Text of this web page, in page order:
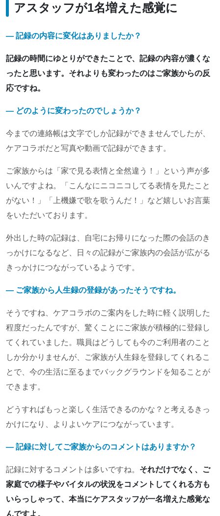
アスタッフが1名増えた感覚に
― 記録の内容に変化はありましたか？
記録の時間にゆとりができたことで、記録の内容が濃くな
ったと思います。それよりも変わったのはご家族からの反
応ですね。
― どのように変わったのでしょうか？
今までの連絡帳は文字でしか記録ができませんでしたが、
ケアコラボだと写真や動画で記録ができます。
ご家族からは「家で見る表情と全然違う！」という声が多
いんですよね。「こんなにニコニコしてる表情を見たこと
がない！」「上機嫌で歌を歌うんだ！」など嬉しいお言葉
をいただいております。
外出した時の記録は、自宅にお帰りになった際の会話のき
っかけになるなど、日々の記録がご家族内の会話が広がる
きっかけにつながっているようです。
― ご家族から人生録の登録があったそうですね。
そうですね、ケアコラボのご案内をした時に軽く説明した
程度だったんですが、驚くことにご家族が積極的に登録し
てくれていました。職員はどうしても今のご利用者のこと
しか分かりませんが、ご家族が人生録を登録してくれるこ
とで、今の生活に至るまでバックグラウンドを知ることが
できます。
どうすればもっと楽しく生活できるのかな？と考えるきっ
かけになり、よりよいケアにつながっています。
― 記録に対してご家族からのコメントはありますか？
記録に対するコメントは多いですね。 それだけでなく、ご
家庭での様子やバイタルの状況をコメントしてくれる方も
いらっしゃって、本当にケアスタッフが一名増えた感覚な
んですよ。